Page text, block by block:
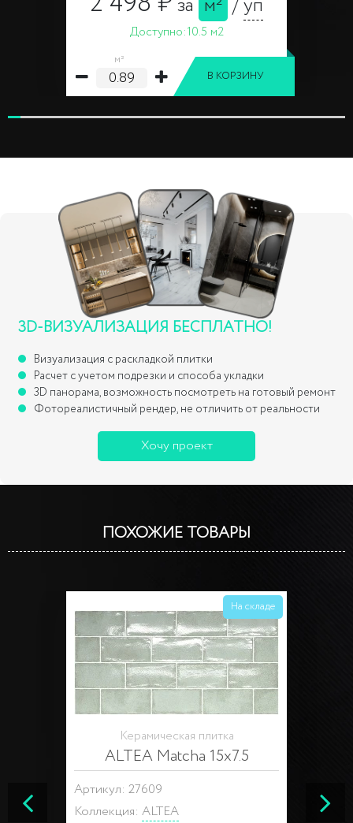
Доступно:10.5 м2
м²
В КОРЗИНУ
3D-ВИЗУАЛИЗАЦИЯ БЕСПЛАТНО!
Визуализация с раскладкой плитки
Расчет с учетом подрезки и способа укладки
3D панорама, возможность посмотреть на готовый ремонт
Фотореалистичный рендер, не отличить от реальности
Хочу проект
ПОХОЖИЕ ТОВАРЫ
На складе
Керамическая плитка
ALTEA Matcha 15x7.5
Артикул: 27609
Коллекция: ALTEA